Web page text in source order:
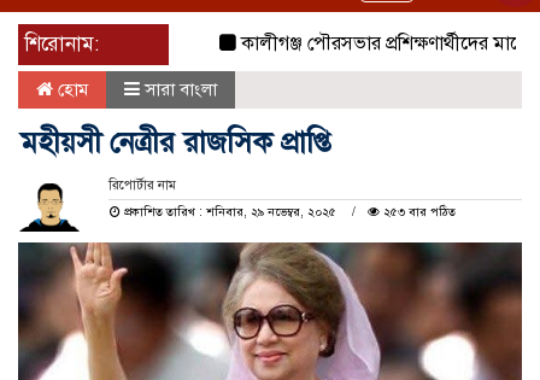
navigation
শিরোনাম:
কালীগঞ্জ পৌরসভার প্রশিক্ষণার্থীদের মাঝে
হোম সারা বাংলা
মহীয়সী নেত্রীর রাজসিক প্রাপ্তি
রিপোর্টার নাম
প্রকাশিত তারিখ : শনিবার, ২৯ নভেম্বর, ২০২৫
২৫৩ বার পঠিত